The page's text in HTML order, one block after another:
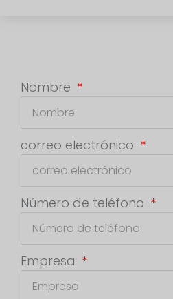
Nombre
correo electrónico
Número de teléfono
Empresa